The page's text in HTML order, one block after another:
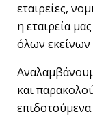
εταιρείες,
η εταιρεία
όλων εκείνων
και
επιδοτούμενα